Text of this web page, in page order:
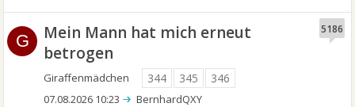
G
Mein Mann hat mich erneut
betrogen
Giraffenmädchen 344 345 346
5186
07.08.2026 10:23 BernhardQXY